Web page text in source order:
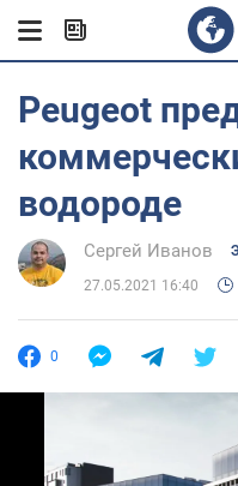
Peugeot
водороде
Сергей Иванов
27.05.2021 16:40
0